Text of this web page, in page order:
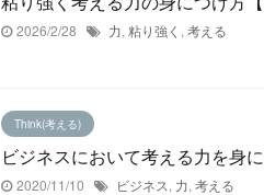
2026/2/28 力, 粘り強く , 考える
Think(考える)
ビジネスにおいて考える力を身
2020/11/10 ビジネス, 力, 考える